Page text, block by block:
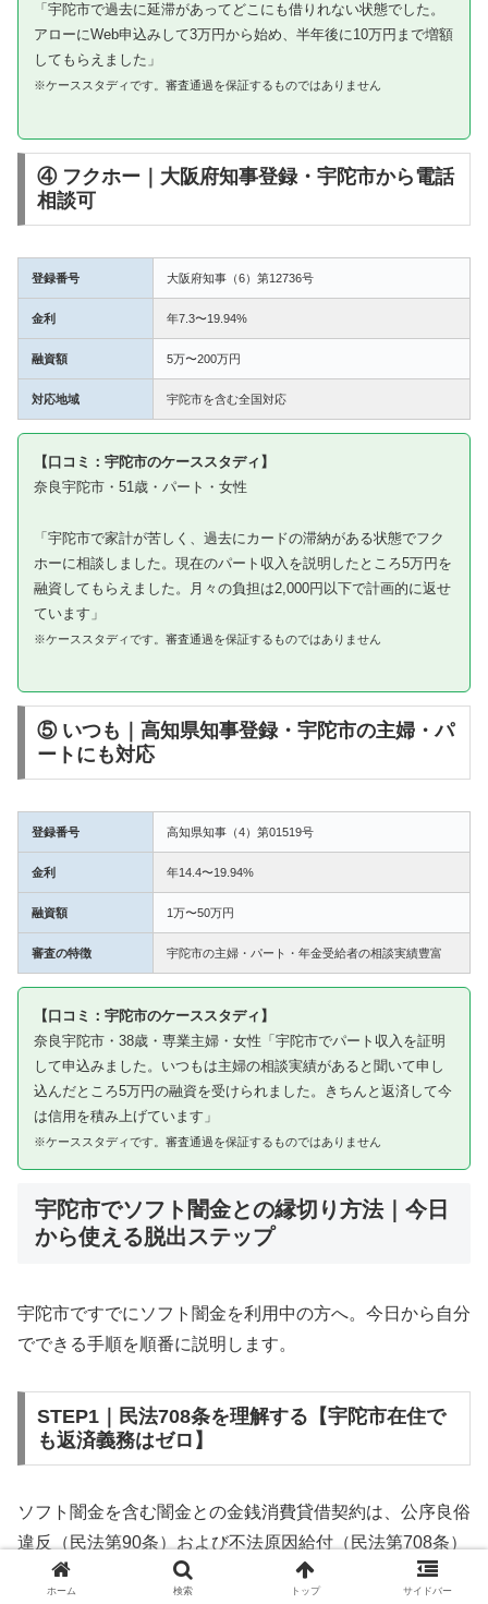
「宇陀市で過去に延滞があってどこにも借りれない状態でした。
アローにWeb申込みして3万円から始め、半年後に10万円まで増額
してもらえました」
※ケーススタディです。審査通過を保証するものではありません
④ フクホー｜大阪府知事登録・宇陀市から電話
相談可
登録番号 大阪府知事（6）第12736号
金利 年7.3〜19.94%
融資額 5万〜200万円
対応地域 宇陀市を含む全国対応
【口コミ：宇陀市のケーススタディ】
奈良宇陀市・51歳・パート・女性
「宇陀市で家計が苦しく、過去にカードの滞納がある状態でフク
ホーに相談しました。現在のパート収入を説明したところ5万円を
融資してもらえました。月々の負担は2,000円以下で計画的に返せ
ています」
※ケーススタディです。審査通過を保証するものではありません
⑤ いつも｜高知県知事登録・宇陀市の主婦・パ
ートにも対応
登録番号 高知県知事（4）第01519号
金利 年14.4〜19.94%
融資額 1万〜50万円
審査の特徴 宇陀市の主婦・パート・年金受給者の相談実績豊富
【口コミ：宇陀市のケーススタディ】
奈良宇陀市・38歳・専業主婦・女性「宇陀市でパート収入を証明
して申込みました。いつもは主婦の相談実績があると聞いて申し
込んだところ5万円の融資を受けられました。きちんと返済して今
は信用を積み上げています」
※ケーススタディです。審査通過を保証するものではありません
宇陀市でソフト闇金との縁切り方法｜今日
から使える脱出ステップ
宇陀市ですでにソフト闇金を利用中の方へ。今日から自分
でできる手順を順番に説明します。
STEP1｜民法708条を理解する【宇陀市在住で
も返済義務はゼロ】
ソフト闇金を含む闇金との金銭消費貸借契約は、公序良俗
違反（民法第90条）および不法原因給付（民法第708条）
に該当するため、法的には無効です。宇陀市在住であって
ホーム 検索 トップ サイドバー